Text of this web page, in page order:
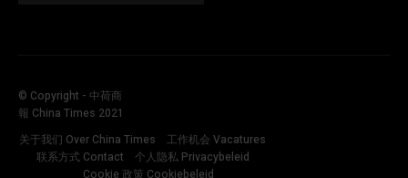
© Copyright - 中荷商
報 China Times 2021
关于我们 Over China Times
工作机会 Vacatures
联系方式 Contact
个人隐私 Privacybeleid
Cookie 政策 Cookiebeleid